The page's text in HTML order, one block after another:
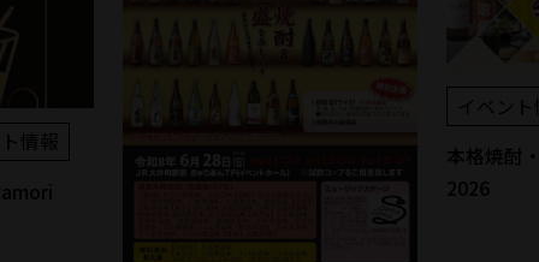
情報
イベン
本格焼酎
2026